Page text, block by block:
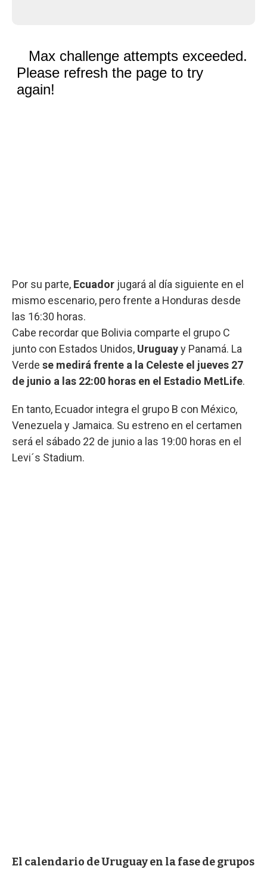
Por su parte, Ecuador jugará al día siguiente en el
mismo escenario, pero frente a Honduras desde
las 16:30 horas.
Cabe recordar que Bolivia comparte el grupo C
junto con Estados Unidos, Uruguayy Panamá. La
Verde se medirá frente a la Celeste el jueves 27
de junio a las 22:00 horas en el Estadio MetLife.
En tanto, Ecuador integra el grupo B con México,
Venezuela y Jamaica. Su estreno en el certamen
será el sábado 22 de junio a las 19:00 horas en el
Levi´s Stadium.
El calendario de Uruguay en la fase de grupos